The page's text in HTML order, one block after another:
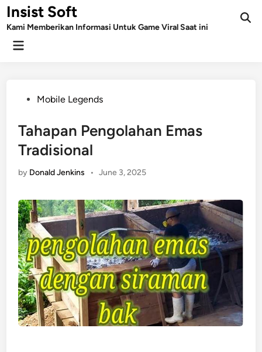
Skip
toInsist Soft
Kami Memberikan Informasi Untuk Game Viral Saat ini
Main
PostedMobile Legends
Tahapan Pengolahan Emas
Tradisional
by Donald Jenkins • June 3, 2025